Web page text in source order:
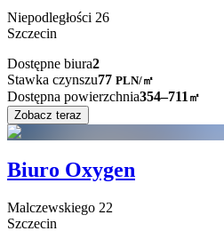
Niepodległości 26
Szczecin
Dostępne biura2
Stawka czynszu77 PLN/㎡
Dostępna powierzchnia354–711 ㎡
Zobacz teraz
Biuro Oxygen
Malczewskiego 22
Szczecin